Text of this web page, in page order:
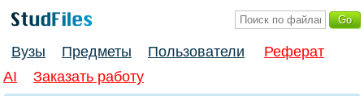
Вузы Предметы Пользователи
Реферат
AI
Заказать работу